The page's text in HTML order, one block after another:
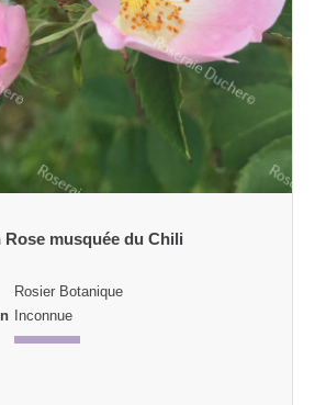
musquée du Chili
Rosier Botanique
Inconnue